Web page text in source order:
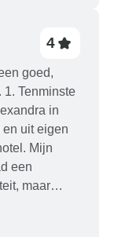
met een
mee te
minder
misschien
- dat
4
goed,
in
uit eigen
Mijn
een
maar
graden F.